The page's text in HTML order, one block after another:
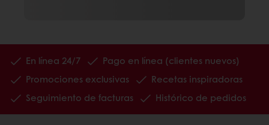
En línea 24/7
Pago en línea (clientes nuevos)
Promociones exclusivas
Recetas inspiradoras
Seguimiento de facturas
Histórico de pedidos